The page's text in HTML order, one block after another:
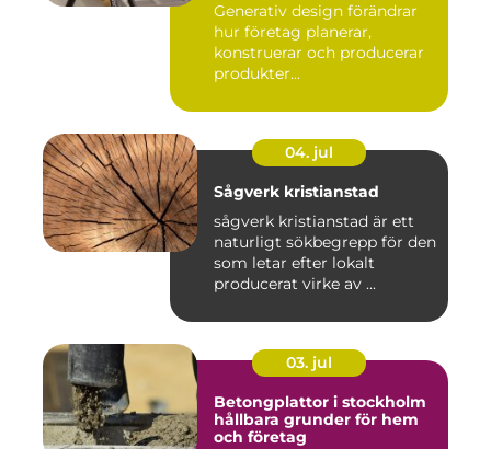
Generativ design förändrar
hur företag planerar,
konstruerar och producerar
produkter...
04. jul
Sågverk kristianstad
sågverk kristianstad är ett
naturligt sökbegrepp för den
som letar efter lokalt
producerat virke av ...
03. jul
Betongplattor i stockholm
hållbara grunder för hem
och företag